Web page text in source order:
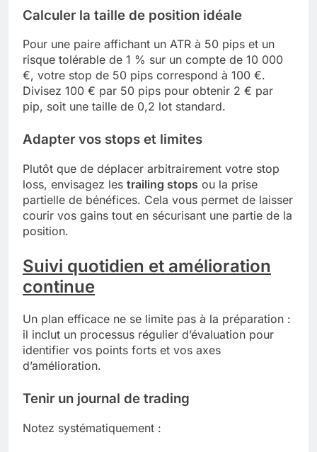
Calculer la taille de position idéale
Pour une paire affichant un ATR à 50 pips et un
risque tolérable de 1 % sur un compte de 10 000
€, votre stop de 50 pips correspond à 100 €.
Divisez 100 € par 50 pips pour obtenir 2 € par
pip, soit une taille de 0,2 lot standard.
Adapter vos stops et limites
Plutôt que de déplacer arbitrairement votre stop
loss, envisagez les trailing stops ou la prise
partielle de bénéfices. Cela vous permet de laisser
courir vos gains tout en sécurisant une partie de la
position.
Suivi quotidien et amélioration
continue
Un plan efficace ne se limite pas à la préparation :
il inclut un processus régulier d’évaluation pour
identifier vos points forts et vos axes
d’amélioration.
Tenir un journal de trading
Notez systématiquement :